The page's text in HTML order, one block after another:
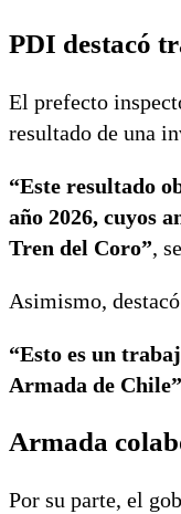
PDI destacó
El prefecto
resultado de una
“Este resultado
año 2026, cuyos
Tren del Coro”,
Asimismo,
“Esto es un
Armada de Chile”
Armada
Por su parte, el